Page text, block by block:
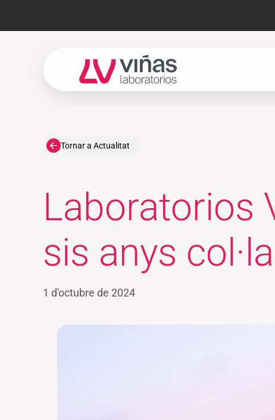
Laboratorios Viñas
Tornar a Actualitat
Laboratorios
sis anys
1 d'octubre de 2024